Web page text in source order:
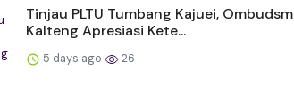
Tinjau PLTU Tumbang Kajuei,
Kalteng Apresiasi Kete...
5 days ago 26